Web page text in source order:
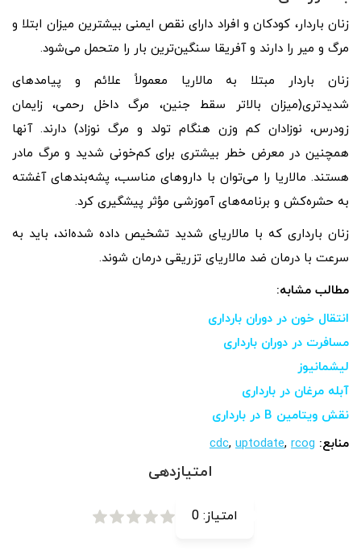
زنان باردار، کودکان و افراد دارای نقص ایمنی بیشترین میزان ابتلا و
مرگ و میر را دارند و آفریقا سنگین‌ترین بار را متحمل می‌شود.
زنان باردار مبتلا به مالاریا معمولاً علائم و پیامدهای
شدیدتری(میزان بالاتر سقط جنین، مرگ داخل رحمی، زایمان
زودرس، نوزادان کم وزن هنگام تولد و مرگ نوزاد) دارند. آنها
همچنین در معرض خطر بیشتری برای کم‌خونی شدید و مرگ مادر
هستند. مالاریا را می‌توان با داروهای مناسب، پشه‌بندهای آغشته
به حشره‌کش و برنامه‌های آموزشی مؤثر پیشگیری کرد.
زنان بارداری که با مالاریای شدید تشخیص داده شده‌اند، باید به
سرعت با درمان ضد مالاریای تزریقی درمان شوند.
مطالب مشابه:
انتقال خون در دوران بارداری
مسافرت در دوران بارداری
لیشمانیوز
آبله مرغان در بارداری
نقش ویتامین B در بارداری
منابع:
cdc, uptodate, rcog
امتیازدهی
امتیاز: 0